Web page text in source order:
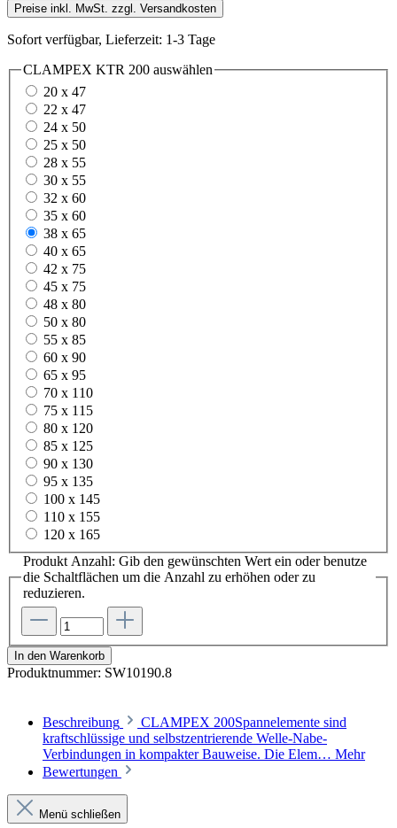
Preise inkl. MwSt. zzgl. Versandkosten
Sofort verfügbar, Lieferzeit: 1-3 Tage
CLAMPEX KTR 200 auswählen
20 x 47
22 x 47
24 x 50
25 x 50
28 x 55
30 x 55
32 x 60
35 x 60
38 x 65
40 x 65
42 x 75
45 x 75
48 x 80
50 x 80
55 x 85
60 x 90
65 x 95
70 x 110
75 x 115
80 x 120
85 x 125
90 x 130
95 x 135
100 x 145
110 x 155
120 x 165
Produkt Anzahl: Gib den gewünschten Wert ein oder benutze
die Schaltflächen um die Anzahl zu erhöhen oder zu
reduzieren.
In den Warenkorb
Produktnummer: SW10190.8
Beschreibung
CLAMPEX 200Spannelemente sind
kraftschlüssige und selbstzentrierende Welle-Nabe-
Verbindungen in kompakter Bauweise. Die Elem… Mehr
Bewertungen
Menü schließen